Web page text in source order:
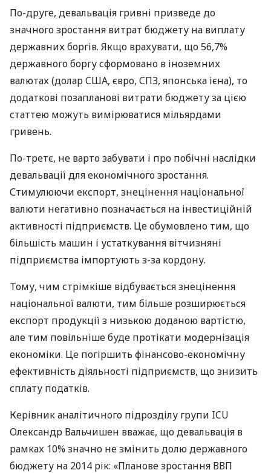
По-друге, девальвація гривні призведе до
значного зростання витрат бюджету на виплату
державних боргів. Якщо врахувати, що 56,7%
державного боргу сформовано в іноземних
валютах (доларСША, євро, СПЗ, японська ієна), то
додаткові позапланові витрати бюджету за цією
статтею можуть вимірюватися мільярдами
гривень.
По-третє, не варто забувати і про побічні наслідки
девальвації для економічного зростання.
Стимулюючи експорт, знецінення національної
валюти негативно позначається на інвестиційній
активності підприємств. Це обумовлено тим, що
більшість машин і устаткування вітчизняні
підприємства імпортують з-за кордону.
Тому, чим стрімкіше відбувається знецінення
національної валюти, тим більше розширюється
експорт продукції з низькою доданою вартістю,
але тим повільніше буде протікати модернізація
економіки. Це погіршить фінансово-економічну
ефективність діяльності підприємств, що знизить
сплату податків.
Керівник аналітичного підрозділу групи ICU
Олександр Вальчишен вважає, що девальвація в
рамках 10% значно не змінить долю державного
бюджету на 2014 рік: «Планове зростання ВВП